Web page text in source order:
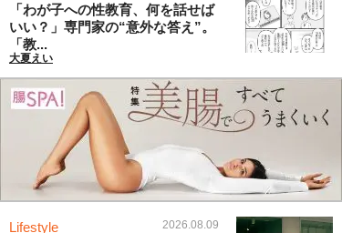
「わが子への性教育、何を話せば
いい？」専門家の“意外な答え”。
「教...
大夏えい
Lifestyle 2026.08.09